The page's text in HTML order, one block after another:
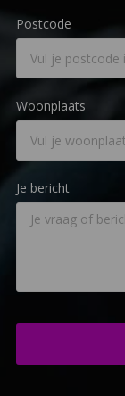
Postcode
Woonplaats
Je bericht